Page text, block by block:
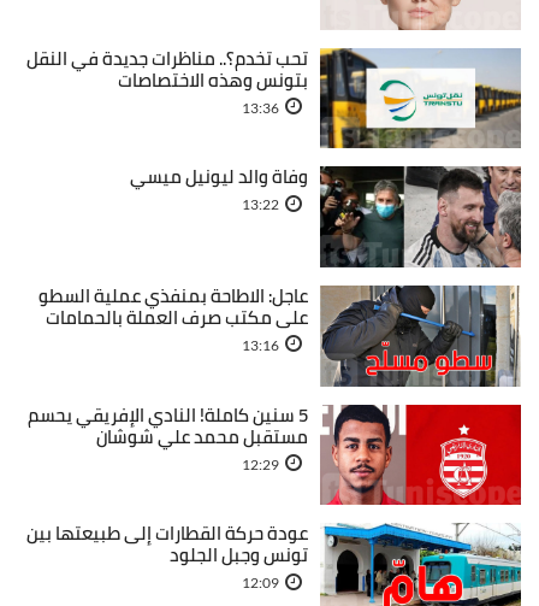
تحب تخدم؟.. مناظرات جديدة في النقل
بتونس وهذه الاختصاصات
13:36
وفاة والد ليونيل ميسي
13:22
عاجل: الاطاحة بمنفذي عملية السطو
على مكتب صرف العملة بالحمامات
13:16
5 سنين كاملة! النادي الإفريقي يحسم
مستقبل محمد علي شوشان
12:29
عودة حركة القطارات إلى طبيعتها بين
تونس وجبل الجلود
12:09